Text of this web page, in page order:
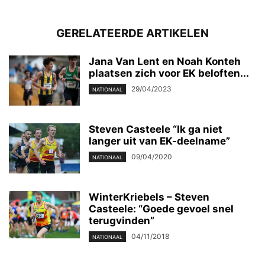
GERELATEERDE ARTIKELEN
Jana Van Lent en Noah Konteh
plaatsen zich voor EK beloften...
NATIONAAL 29/04/2023
Steven Casteele “Ik ga niet
langer uit van EK-deelname”
NATIONAAL 09/04/2020
WinterKriebels – Steven
Casteele: “Goede gevoel snel
terugvinden”
NATIONAAL 04/11/2018